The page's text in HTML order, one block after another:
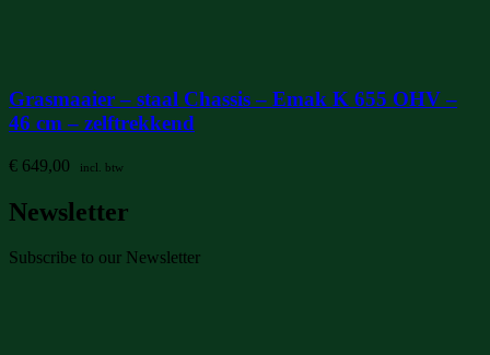
Grasmaaier – staal Chassis – Emak K 655 OHV –
46 cm – zelftrekkend
€ 649,00 incl. btw
Newsletter
Subscribe to our Newsletter